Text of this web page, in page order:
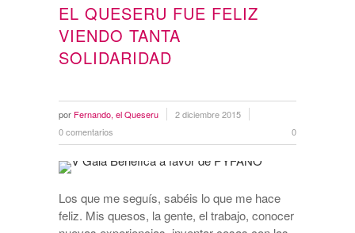
EL QUESERU FUE FELIZ
VIENDO TANTA
SOLIDARIDAD
por Fernando, el Queseru
2 diciembre 2015
0 comentarios
0
Los que me seguís, sabéis lo que me hace
feliz. Mis quesos, la gente, el trabajo, conocer